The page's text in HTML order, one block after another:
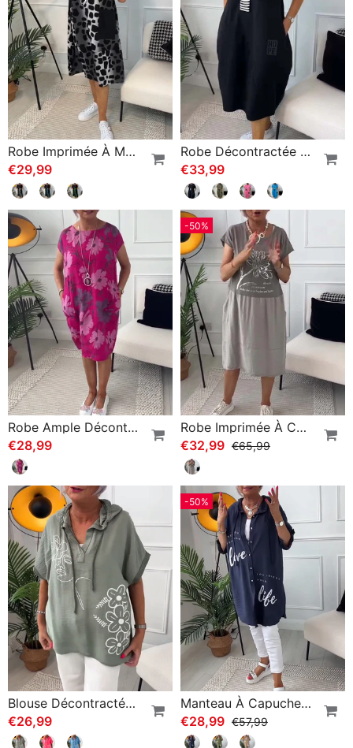
Robe Imprimée À Manches Courtes Et Col Rond
€29,99
Robe Décontractée À Manches Courtes Et Imprimé Lettre Simple
€33,99
Robe Ample Décontractée À Imprimé Floral Et Poches À Manches Courtes
€28,99
-50%
Robe Imprimée À Col Rond Et Manches Courtes
€32,99 €65,99
Blouse Décontractée À Capuche Et Manches Courtes À Imprimé Floral
€26,99
-50%
Manteau À Capuche Boutonné Imprimé Lettre
€28,99 €57,99